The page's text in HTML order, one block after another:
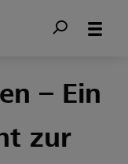
– Ein
zur